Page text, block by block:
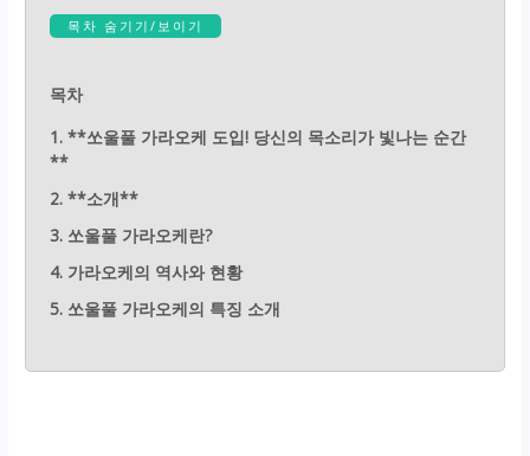
목차 숨기기/보이기
목차
1. **쏘울풀 가라오케 도입! 당신의 목소리가 빛나는 순간
**
2. **소개**
3. 쏘울풀 가라오케란?
4. 가라오케의 역사와 현황
5. 쏘울풀 가라오케의 특징 소개